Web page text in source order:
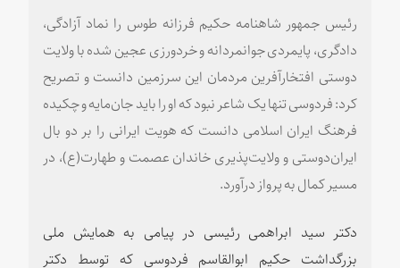
رئیس جمهور شاهنامه حکیم فرزانه طوس را نماد آزادگی،
دادگری، پایمردی جوانمردانه و خردورزی عجین شده با ولایت
دوستی افتخارآفرین مردمان این سرزمین دانست و تصریح
کرد‌: فردوسی تنها یک شاعر نبود که او را باید جان‌مایه و چکیده
فرهنگ ایران اسلامی دانست که هویت ایرانی را بر دو بال
ایران‌دوستی و ولایت‌پذیری خاندان عصمت و طهارت(ع)، در
مسیر کمال به پرواز درآورد.
دکتر سید ابراهمی رئیسی در پیامی به همایش ملی
بزرگداشت حکیم ابوالقاسم فردوسی که توسط دکتر